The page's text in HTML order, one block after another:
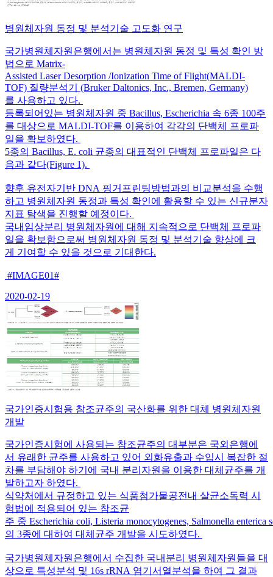
병원체자원 동정 및 분석기술 고도화 연구
국가병원체자원은행에서는 병원체자원 동정 및 특성 확인 방
법으로 Matrix-
Assisted Laser Desorption /Ionization Time of Flight(MALDI-
TOF) 질량분석기 (Bruker Daltonics, Inc., Bremen, Germany)
를 사용하고 있다.
등록되어있는 병원체자원 중 Bacillus, Escherichia 속 6종 100주
를 대상으로 MALDI-TOF를 이용하여 각각의 단백체 프로파
일을 확보하였다.
5종의 Bacillus, E. coli 균종의 대표적인 단백체 프로파일은 다
음과 같다(Figure 1).
향후 유전자기반 DNA 핑거프린팅방법과의 비교분석을 수행
하고 병원체자원 동정과 특성 확인에 활용할 수 있는 신규분자
지표 탐색을 진행할 예정이다.
국내임상분리 병원체자원에 대해 지속적으로 단백체 프로파
일을 확보함으로써 병원체자원 동정 및 분석기술 향상에 크
게 기여할 수 있을 것으로 기대한다.
#IMAGE01#
2020-02-19
국가인증시험용 참조균주의 국산화를 위한 대체 병원체자원
개발
국가인증시험에 사용되는 참조균주의 대부분은 국외은행에
서 유래한 균주를 사용하고 있어 외화유출과 수입시 복잡한 절
차를 부담해야 하기에 국내 분리자원을 이용한 대체균주를 개
발하고자 하였다.
식약처에서 규정하고 있는 식품첨가물공전내 살균소독력 시
험법에 적용되어 있는 참조균
주 중 Escherichia coli, Listeria monocytogenes, Salmonella enterica
의 3종에 대하여 대체균주 개발을 시도하였다.
국가병원체자원은행에서 수집한 국내분리 병원체자원들을 대
상으로 특성분석 및 16s rRNA 염기서열분석을 하여 그 결과